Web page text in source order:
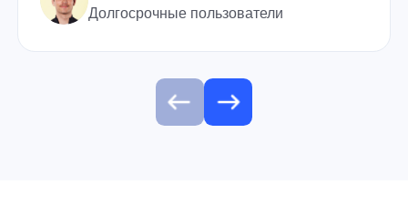
Долгосрочные пользователи